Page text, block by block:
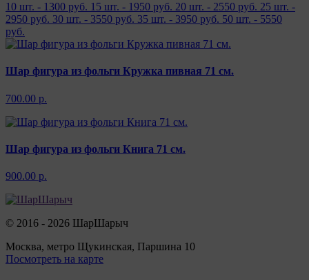
10 шт. - 1300 руб. 15 шт. - 1950 руб. 20 шт. - 2550 руб. 25 шт. -
2950 руб. 30 шт. - 3550 руб. 35 шт. - 3950 руб. 50 шт. - 5550
руб.
Шар фигура из фольги Кружка пивная 71 см.
700.00 р.
Шар фигура из фольги Книга 71 см.
900.00 р.
© 2016 - 2026 ШарШарыч
Москва, метро Щукинская, Паршина 10
Посмотреть на карте